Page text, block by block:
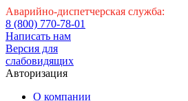
Аварийно-диспетчерская служба:
8 (800) 770-78-01
Написать нам
Версия для
слабовидящих
Авторизация
О компании